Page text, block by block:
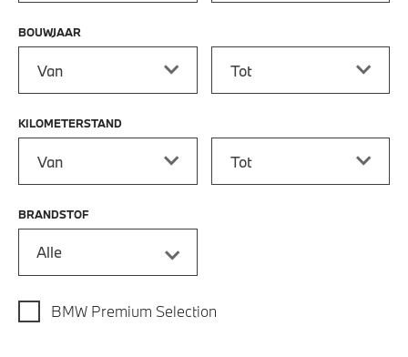
BOUWJAAR
KILOMETERSTAND
BRANDSTOF
Alle
BMW Premium Selection